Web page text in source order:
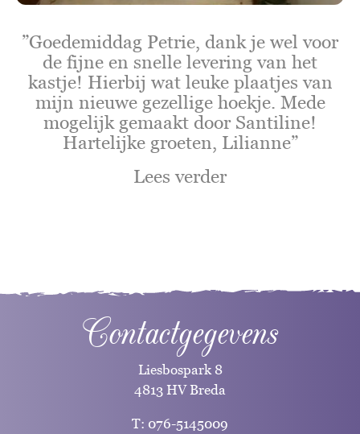
”Goedemiddag Petrie, dank je wel voor
de fijne en snelle levering van het
kastje! Hierbij wat leuke plaatjes van
mijn nieuwe gezellige hoekje. Mede
mogelijk gemaakt door Santiline!
Hartelijke groeten, Lilianne”
Lees verder
Contactgegevens
Liesbospark 8
4813 HV Breda
T: 076-5145009